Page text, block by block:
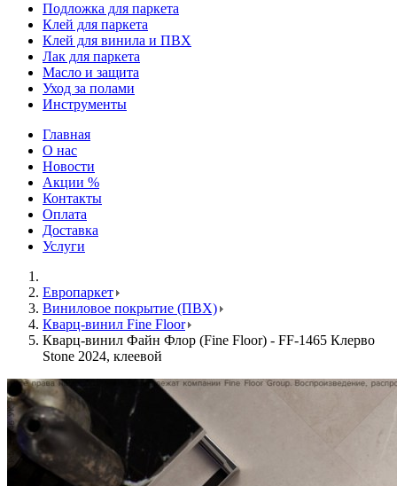
Подложка для паркета
Клей для паркета
Клей для винила и ПВХ
Лак для паркета
Масло и защита
Уход за полами
Инструменты
Главная
О нас
Новости
Акции %
Контакты
Оплата
Доставка
Услуги
Европаркет
Виниловое покрытие (ПВХ)
Кварц-винил Fine Floor
Кварц-винил Файн Флор (Fine Floor) - FF-1465 Клерво
Stone 2024, клеевой